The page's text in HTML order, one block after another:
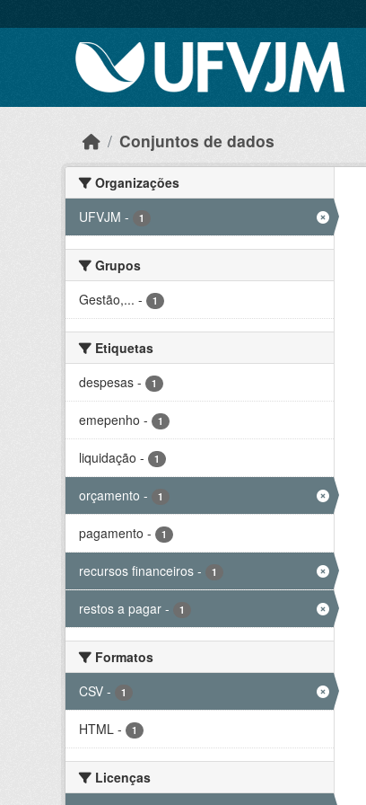
Conjuntos de dados
Organizações
UFVJM - 1
Grupos
Gestão,... - 1
Etiquetas
despesas - 1
emepenho - 1
liquidação - 1
orçamento - 1
pagamento - 1
recursos financeiros - 1
restos a pagar - 1
Formatos
CSV - 1
HTML - 1
Licenças